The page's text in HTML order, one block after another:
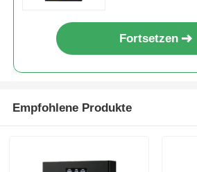
Magnetventil
Flussmesser
Fortsetzen
Empfohlene Produkte